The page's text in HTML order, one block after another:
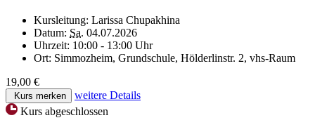
Kursleitung: Larissa Chupakhina
Datum: Sa. 04.07.2026
Uhrzeit: 10:00 - 13:00 Uhr
Ort: Simmozheim, Grundschule, Hölderlinstr. 2, vhs-Raum
19,00 €
Kurs merken
weitere Details
Kurs abgeschlossen